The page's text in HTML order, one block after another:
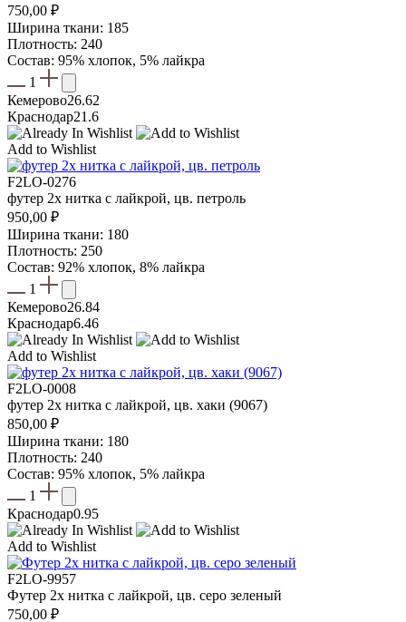
750,00 ₽
Ширина ткани: 185
Плотность: 240
Состав: 95% хлопок, 5% лайкра
1
Кемерово26.62
Краснодар21.6
Add to Wishlist
F2LO-0276
футер 2х нитка с лайкрой, цв. петроль
950,00 ₽
Ширина ткани: 180
Плотность: 250
Состав: 92% хлопок, 8% лайкра
1
Кемерово26.84
Краснодар6.46
Add to Wishlist
F2LO-0008
футер 2х нитка с лайкрой, цв. хаки (9067)
850,00 ₽
Ширина ткани: 180
Плотность: 240
Состав: 95% хлопок, 5% лайкра
1
Краснодар0.95
Add to Wishlist
F2LO-9957
Футер 2х нитка с лайкрой, цв. серо зеленый
750,00 ₽